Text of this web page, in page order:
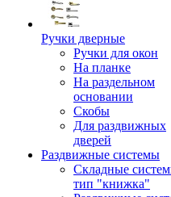
Ручки дверные
Ручки для окон
На планке
На раздельном
основании
Скобы
Для раздвижных
дверей
Раздвижные системы
Складные
тип "книжка"